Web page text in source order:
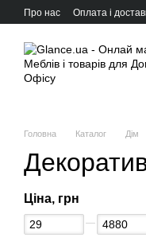
Про нас Оплата і
Головна Каталог Дім
Ціна, грн